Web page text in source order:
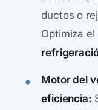
ductos o
Optimiza
Motor del
eficiencia: